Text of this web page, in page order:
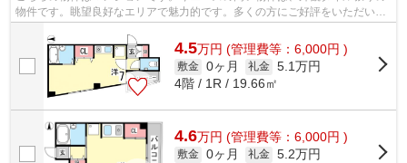
物件です。眺望良好なエリアで魅力的です。多くの方にご好評をいただいて
いる、清潔感のある賃貸物件です。神...
4.5万円 (管理費等：6,000円 )
敷金 0ヶ月 礼金 5.1万円
4階 / 1R / 19.66㎡
4.6万円 (管理費等：6,000円 )
敷金 0ヶ月 礼金 5.2万円